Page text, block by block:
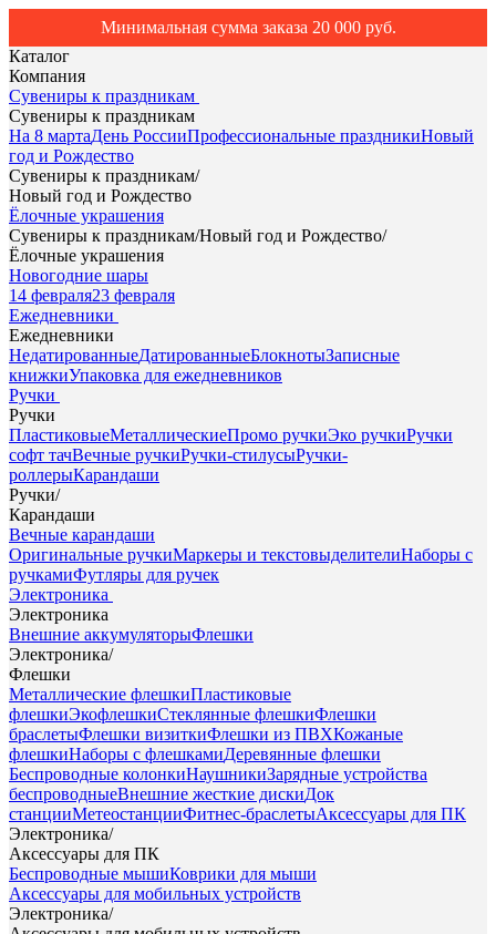
Минимальная сумма заказа 20 000 руб.
Каталог
Компания
Сувениры к праздникам
Сувениры к праздникам
На 8 мартаДень РоссииПрофессиональные праздникиНовый
год и Рождество
Сувениры к праздникам/
Новый год и Рождество
Ёлочные украшения
Сувениры к праздникам/Новый год и Рождество/
Ёлочные украшения
Новогодние шары
14 февраля23 февраля
Ежедневники
Ежедневники
НедатированныеДатированныеБлокнотыЗаписные
книжкиУпаковка для ежедневников
Ручки
Ручки
ПластиковыеМеталлическиеПромо ручкиЭко ручкиРучки
софт тачВечные ручкиРучки-стилусыРучки-
роллерыКарандаши
Ручки/
Карандаши
Вечные карандаши
Оригинальные ручкиМаркеры и текстовыделителиНаборы с
ручкамиФутляры для ручек
Электроника
Электроника
Внешние аккумуляторыФлешки
Электроника/
Флешки
Металлические флешкиПластиковые
флешкиЭкофлешкиСтеклянные флешкиФлешки
браслетыФлешки визиткиФлешки из ПВХКожаные
флешкиНаборы с флешкамиДеревянные флешки
Беспроводные колонкиНаушникиЗарядные устройства
беспроводныеВнешние жесткие дискиДок
станцииМетеостанцииФитнес-браслетыАксессуары для ПК
Электроника/
Аксессуары для ПК
Беспроводные мышиКоврики для мыши
Аксессуары для мобильных устройств
Электроника/